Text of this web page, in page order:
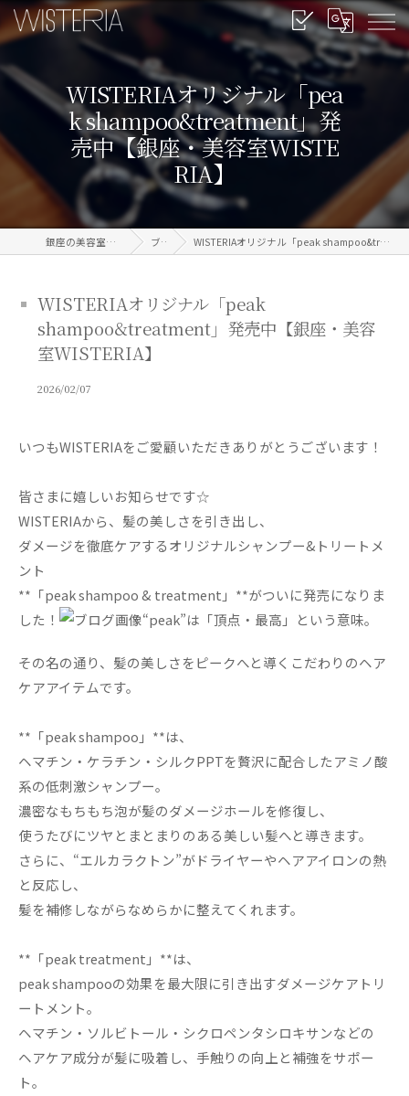
WISTERIAオリジナル「pea
k shampoo&treatment」発
売中【銀座・美容室WISTE
RIA】
銀座の美容室なら信頼のWISTERIA ブログ WISTERIAオリジナル「peak shampoo&treatment」発売中【銀座・美容室WISTERIA】
WISTERIAオリジナル「peak
shampoo&treatment」発売中【銀座・美容
室WISTERIA】
2026/02/07
いつもWISTERIAをご愛顧いただきありがとうございます！
皆さまに嬉しいお知らせです☆
WISTERIAから、髪の美しさを引き出し、
ダメージを徹底ケアするオリジナルシャンプー&トリートメ
ント
**「peak shampoo & treatment」**がついに発売になりま
した！
“peak”は「頂点・最高」という意味。
その名の通り、髪の美しさをピークへと導くこだわりのヘア
ケアアイテムです。
**「peak shampoo」**は、
ヘマチン・ケラチン・シルクPPTを贅沢に配合したアミノ酸
系の低刺激シャンプー。
濃密なもちもち泡が髪のダメージホールを修復し、
使うたびにツヤとまとまりのある美しい髪へと導きます。
さらに、“エルカラクトン”がドライヤーやヘアアイロンの熱
と反応し、
髪を補修しながらなめらかに整えてくれます。
**「peak treatment」**は、
peak shampooの効果を最大限に引き出すダメージケアトリ
ートメント。
ヘマチン・ソルビトール・シクロペンタシロキサンなどの
ヘアケア成分が髪に吸着し、手触りの向上と補強をサポー
ト。